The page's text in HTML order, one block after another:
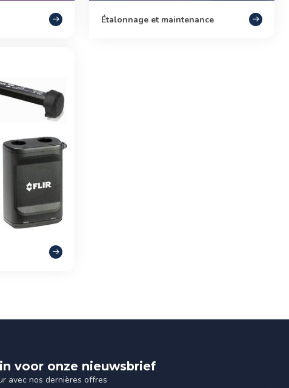
Étalonnage et maintenance
voor onze nieuwsbrief
avec nos dernières offres